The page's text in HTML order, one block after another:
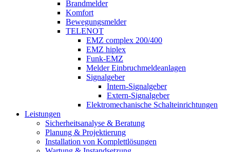
Brandmelder
Komfort
Bewegungsmelder
TELENOT
EMZ complex 200/400
EMZ hiplex
Funk-EMZ
Melder Einbruchmeldeanlagen
Signalgeber
Intern-Signalgeber
Extern-Signalgeber
Elektromechanische Schalteinrichtungen
Leistungen
Sicherheitsanalyse & Beratung
Planung & Projektierung​
Installation von Komplettlösungen